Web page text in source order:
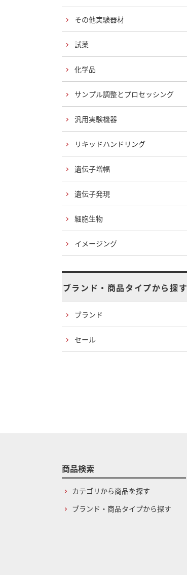
その他実験器材
試薬
化学品
サンプル調整とプロセッシング
汎用実験機器
リキッドハンドリング
遺伝子増幅
遺伝子発現
細胞生物
イメージング
ブランド・商品タイプから探す
ブランド
セール
商品検索
カテゴリから商品を探す
ブランド・商品タイプから探す